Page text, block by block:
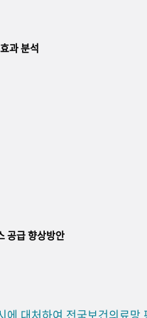
과 분석
공급 향상방안